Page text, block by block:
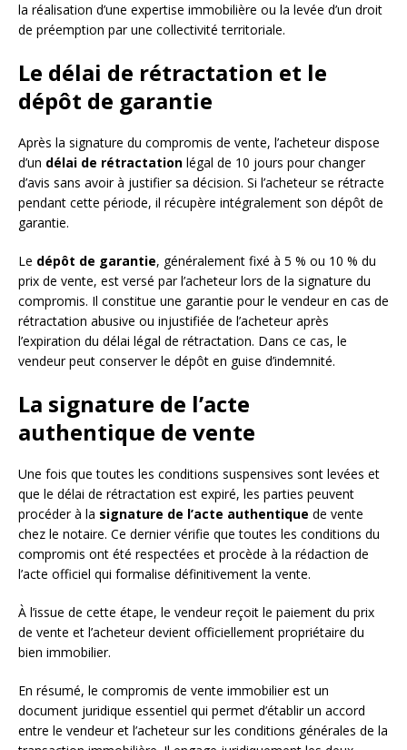
la réalisation d’une expertise immobilière ou la levée d’un droit
de préemption par une collectivité territoriale.
Le délai de rétractation et le
dépôt de garantie
Après la signature du compromis de vente, l’acheteur dispose
d’un délai de rétractation légal de 10 jours pour changer
d’avis sans avoir à justifier sa décision. Si l’acheteur se rétracte
pendant cette période, il récupère intégralement son dépôt de
garantie.
Le dépôt de garantie, généralement fixé à 5 % ou 10 % du
prix de vente, est versé par l’acheteur lors de la signature du
compromis. Il constitue une garantie pour le vendeur en cas de
rétractation abusive ou injustifiée de l’acheteur après
l’expiration du délai légal de rétractation. Dans ce cas, le
vendeur peut conserver le dépôt en guise d’indemnité.
La signature de l’acte
authentique de vente
Une fois que toutes les conditions suspensives sont levées et
que le délai de rétractation est expiré, les parties peuvent
procéder à la signature de l’acte authentique de vente
chez le notaire. Ce dernier vérifie que toutes les conditions du
compromis ont été respectées et procède à la rédaction de
l’acte officiel qui formalise définitivement la vente.
À l’issue de cette étape, le vendeur reçoit le paiement du prix
de vente et l’acheteur devient officiellement propriétaire du
bien immobilier.
En résumé, le compromis de vente immobilier est un
document juridique essentiel qui permet d’établir un accord
entre le vendeur et l’acheteur sur les conditions générales de la